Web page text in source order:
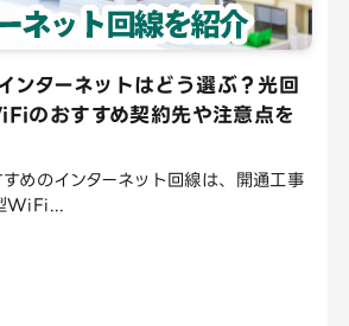
ンターネットはどう選ぶ？光回
のおすすめ契約先や注意点を
めのインターネット回線は、開通工事
WiFi...